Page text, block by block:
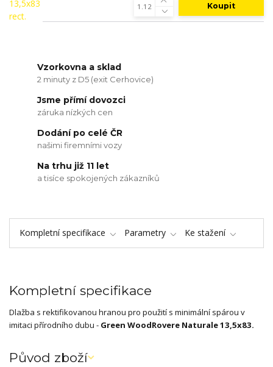
Koupit
Vzorkovna a sklad
2 minuty z D5 (exit Cerhovice)
Jsme přímí dovozci
záruka nízkých cen
Dodání po celé ČR
našimi firemními vozy
Na trhu již 11 let
a tisíce spokojených zákazníků
Kompletní specifikace Parametry Ke stažení
Kompletní specifikace
Dlažba s rektifikovanou hranou pro použití s minimální spárou v
imitaci přírodního dubu - Green WoodRovere Naturale 13,5x83.
Původ zboží